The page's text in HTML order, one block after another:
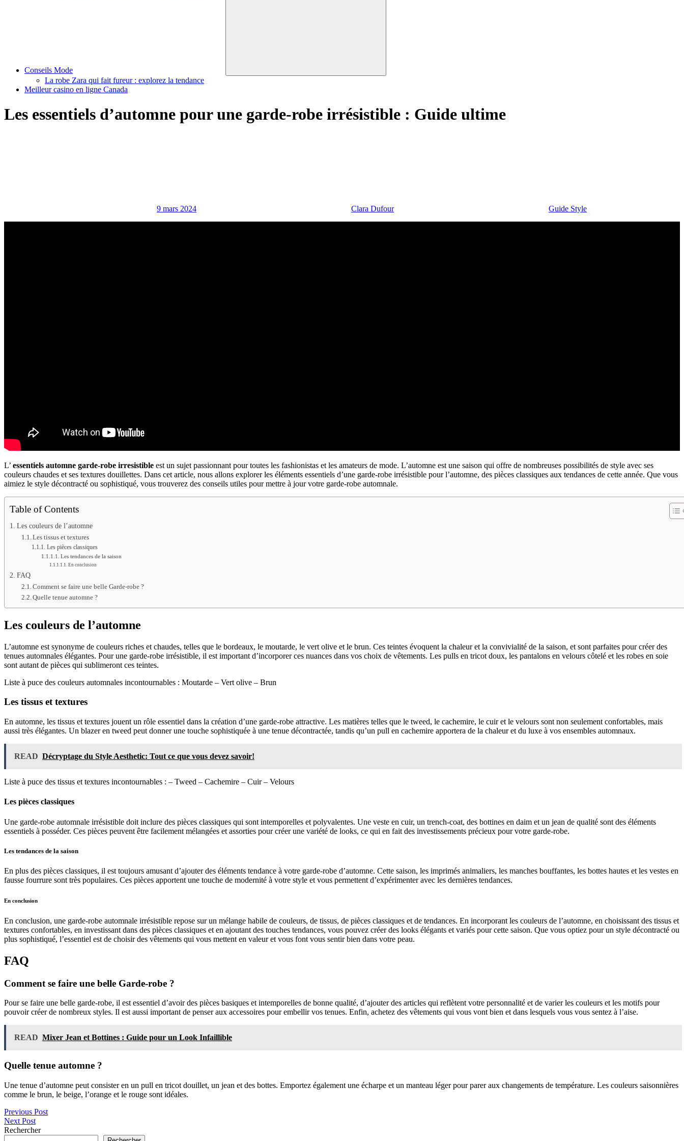
Conseils Mode
La robe Zara qui fait fureur : explorez la tendance
Meilleur casino en ligne Canada
Les essentiels d’automne pour une garde-robe irrésistible : Guide ultime
9 mars 2024 Clara Dufour Guide Style
L’ essentiels automne garde-robe irresistible est un sujet passionnant pour toutes les fashionistas et les amateurs de mode. L’automne est une saison qui offre de nombreuses possibilités de style avec ses
couleurs chaudes et ses textures douillettes. Dans cet article, nous allons explorer les éléments essentiels d’une garde-robe irrésistible pour l’automne, des pièces classiques aux tendances de cette année. Que vous
aimiez le style décontracté ou sophistiqué, vous trouverez des conseils utiles pour mettre à jour votre garde-robe automnale.
Table of Contents
Les couleurs de l’automne
Les tissus et textures
Les pièces classiques
Les tendances de la saison
En conclusion
FAQ
Comment se faire une belle Garde-robe ?
Quelle tenue automne ?
Les couleurs de l’automne
L’automne est synonyme de couleurs riches et chaudes, telles que le bordeaux, le moutarde, le vert olive et le brun. Ces teintes évoquent la chaleur et la convivialité de la saison, et sont parfaites pour créer des
tenues automnales élégantes. Pour une garde-robe irrésistible, il est important d’incorporer ces nuances dans vos choix de vêtements. Les pulls en tricot doux, les pantalons en velours côtelé et les robes en soie
sont autant de pièces qui sublimeront ces teintes.
Liste à puce des couleurs automnales incontournables : Moutarde – Vert olive – Brun
Les tissus et textures
En automne, les tissus et textures jouent un rôle essentiel dans la création d’une garde-robe attractive. Les matières telles que le tweed, le cachemire, le cuir et le velours sont non seulement confortables, mais
aussi très élégantes. Un blazer en tweed peut donner une touche sophistiquée à une tenue décontractée, tandis qu’un pull en cachemire apportera de la chaleur et du luxe à vos ensembles automnaux.
READ Décryptage du Style Aesthetic: Tout ce que vous devez savoir!
Liste à puce des tissus et textures incontournables : – Tweed – Cachemire – Cuir – Velours
Les pièces classiques
Une garde-robe automnale irrésistible doit inclure des pièces classiques qui sont intemporelles et polyvalentes. Une veste en cuir, un trench-coat, des bottines en daim et un jean de qualité sont des éléments
essentiels à posséder. Ces pièces peuvent être facilement mélangées et assorties pour créer une variété de looks, ce qui en fait des investissements précieux pour votre garde-robe.
Les tendances de la saison
En plus des pièces classiques, il est toujours amusant d’ajouter des éléments tendance à votre garde-robe d’automne. Cette saison, les imprimés animaliers, les manches bouffantes, les bottes hautes et les vestes en
fausse fourrure sont très populaires. Ces pièces apportent une touche de modernité à votre style et vous permettent d’expérimenter avec les dernières tendances.
En conclusion
En conclusion, une garde-robe automnale irrésistible repose sur un mélange habile de couleurs, de tissus, de pièces classiques et de tendances. En incorporant les couleurs de l’automne, en choisissant des tissus et
textures confortables, en investissant dans des pièces classiques et en ajoutant des touches tendances, vous pouvez créer des looks élégants et variés pour cette saison. Que vous optiez pour un style décontracté ou
plus sophistiqué, l’essentiel est de choisir des vêtements qui vous mettent en valeur et vous font vous sentir bien dans votre peau.
FAQ
Comment se faire une belle Garde-robe ?
Pour se faire une belle garde-robe, il est essentiel d’avoir des pièces basiques et intemporelles de bonne qualité, d’ajouter des articles qui reflètent votre personnalité et de varier les couleurs et les motifs pour
pouvoir créer de nombreux styles. Il est aussi important de penser aux accessoires pour embellir vos tenues. Enfin, achetez des vêtements qui vous vont bien et dans lesquels vous vous sentez à l’aise.
READ Mixer Jean et Bottines : Guide pour un Look Infaillible
Quelle tenue automne ?
Une tenue d’automne peut consister en un pull en tricot douillet, un jean et des bottes. Emportez également une écharpe et un manteau léger pour parer aux changements de température. Les couleurs saisonnières
comme le brun, le beige, l’orange et le rouge sont idéales.
Navigation
de
Previous Post
Next Post
Rechercher